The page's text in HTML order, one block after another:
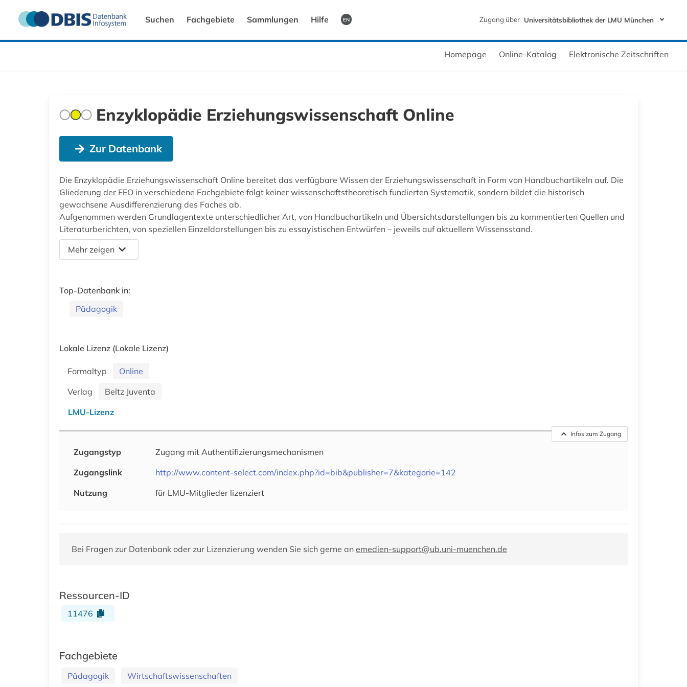
Suchen Fachgebiete Sammlungen Hilfe EN Zugang über Universitätsbibliothek der LMU München
Homepage Online-Katalog Elektronische Zeitschriften
Enzyklopädie Erziehungswissenschaft Online
Zur Datenbank
Die Enzyklopädie Erziehungswissenschaft Online bereitet das verfügbare Wissen der Erziehungswissenschaft in Form von Handbuchartikeln auf. Die
Gliederung der EEO in verschiedene Fachgebiete folgt keiner wissenschaftstheoretisch fundierten Systematik, sondern bildet die historisch
gewachsene Ausdifferenzierung des Faches ab.
Aufgenommen werden Grundlagentexte unterschiedlicher Art, von Handbuchartikeln und Übersichtsdarstellungen bis zu kommentierten Quellen und
Literaturberichten, von speziellen Einzeldarstellungen bis zu essayistischen Entwürfen – jeweils auf aktuellem Wissensstand.
Mehr zeigen
Top-Datenbank in:
Pädagogik
Lokale Lizenz (Lokale Lizenz)
Formaltyp
Online
Verlag
Beltz Juventa
LMU-Lizenz
Infos zum Zugang
Zugangstyp
Zugang mit Authentifizierungsmechanismen
Zugangslink
http://www.content-select.com/index.php?id=bib&publisher=7&kategorie=142
Nutzung
für LMU-Mitglieder lizenziert
Bei Fragen zur Datenbank oder zur Lizenzierung wenden Sie sich gerne an emedien-support@ub.uni-muenchen.de
Ressourcen-ID
11476
Fachgebiete
Pädagogik Wirtschaftswissenschaften